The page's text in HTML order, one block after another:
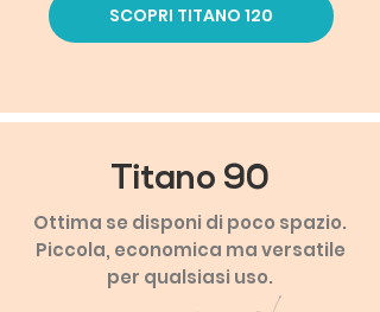
SCOPRI TITANO 120
Titano 90
Ottima se disponi di poco spazio.
Piccola, economica ma versatile
per qualsiasi uso.